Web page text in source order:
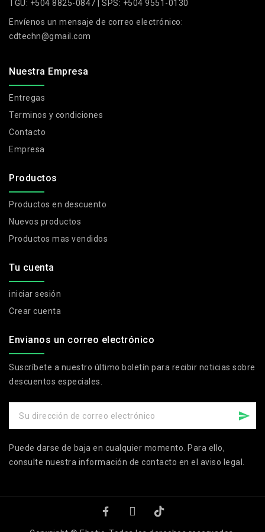
TGU: +504 8825-0847 | SPS: +504 9551-0130
Envíenos un mensaje de correo electrónico:
cdtechn@gmail.com
Nuestra Empresa
Entregas
Terminos y condiciones
Contacto
Empresa
Productos
Productos en descuento
Nuevos productos
Productos mas vendidos
Tu cuenta
iniciar sesión
Crear cuenta
Envianos un correo electrónico
Suscríbete a nuestro último boletín para recibir noticias sobre
descuentos especiales.
Puede darse de baja en cualquier momento. Para ello,
consulte nuestra información de contacto en el aviso legal.